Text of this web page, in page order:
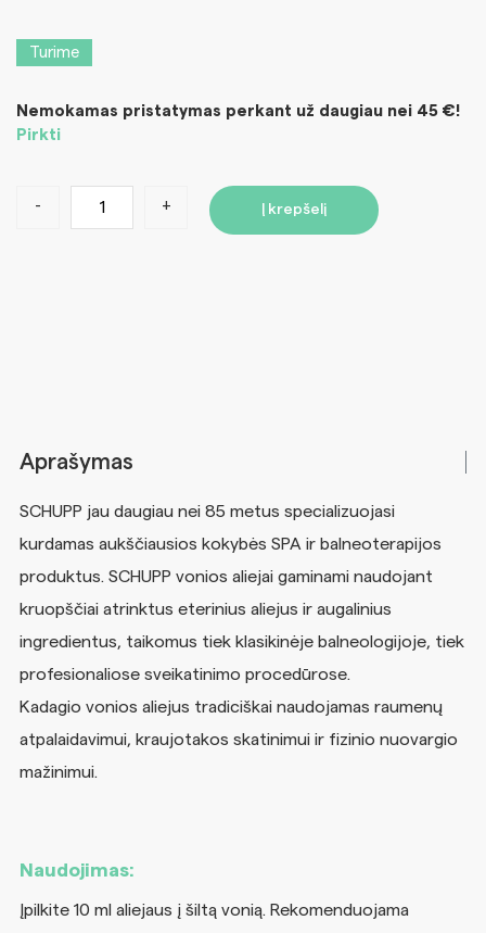
Turime
Nemokamas pristatymas perkant už daugiau nei 45 €!
Pirkti
- + Į krepšelį
Aprašymas
SCHUPP jau daugiau nei 85 metus specializuojasi
kurdamas aukščiausios kokybės SPA ir balneoterapijos
produktus. SCHUPP vonios aliejai gaminami naudojant
kruopščiai atrinktus eterinius aliejus ir augalinius
ingredientus, taikomus tiek klasikinėje balneologijoje, tiek
profesionaliose sveikatinimo procedūrose.
Kadagio vonios aliejus tradiciškai naudojamas raumenų
atpalaidavimui, kraujotakos skatinimui ir fizinio nuovargio
mažinimui.
Naudojimas:
Įpilkite 10 ml aliejaus į šiltą vonią. Rekomenduojama